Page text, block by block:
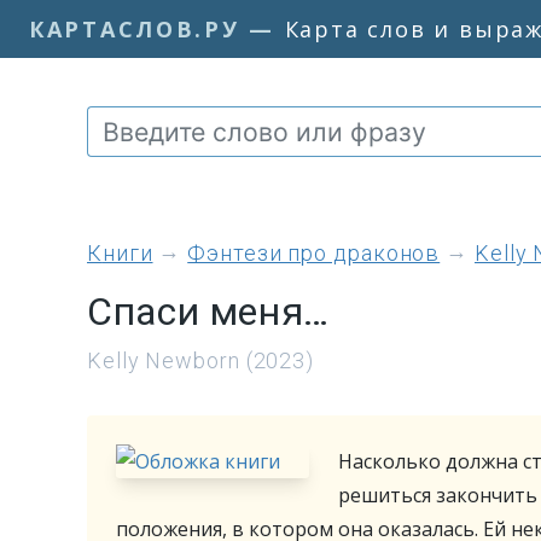
КАРТАСЛОВ.РУ — Карта слов и
книги Фэнтези про драконов Kelly
Спаси меня…
Kelly Newborn (2023)
Насколько должна
решиться
положения, в котором она оказалась. Ей